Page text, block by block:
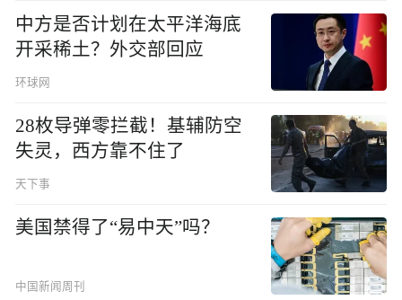
中方是否计划在太平洋海底
开采稀土？外交部回应
环球网
28枚导弹零拦截！基辅防空
失灵，西方靠不住了
天下事
美国禁得了“易中天”吗？
中国新闻周刊